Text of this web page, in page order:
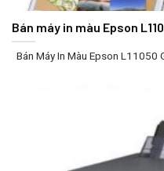
Bán máy in màu Epson
Bán Máy In Màu Epson L11050